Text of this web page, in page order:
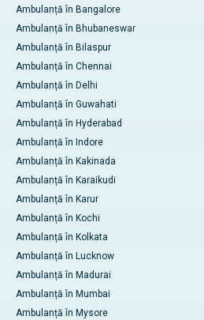
Ambulanță în Bangalore
Ambulanță în Bhubaneswar
Ambulanță în Bilaspur
Ambulanță în Chennai
Ambulanță în Delhi
Ambulanță în Guwahati
Ambulanță în Hyderabad
Ambulanță în Indore
Ambulanță în Kakinada
Ambulanță în Karaikudi
Ambulanță în Karur
Ambulanță în Kochi
Ambulanță în Kolkata
Ambulanță în Lucknow
Ambulanță în Madurai
Ambulanță în Mumbai
Ambulanță în Mysore